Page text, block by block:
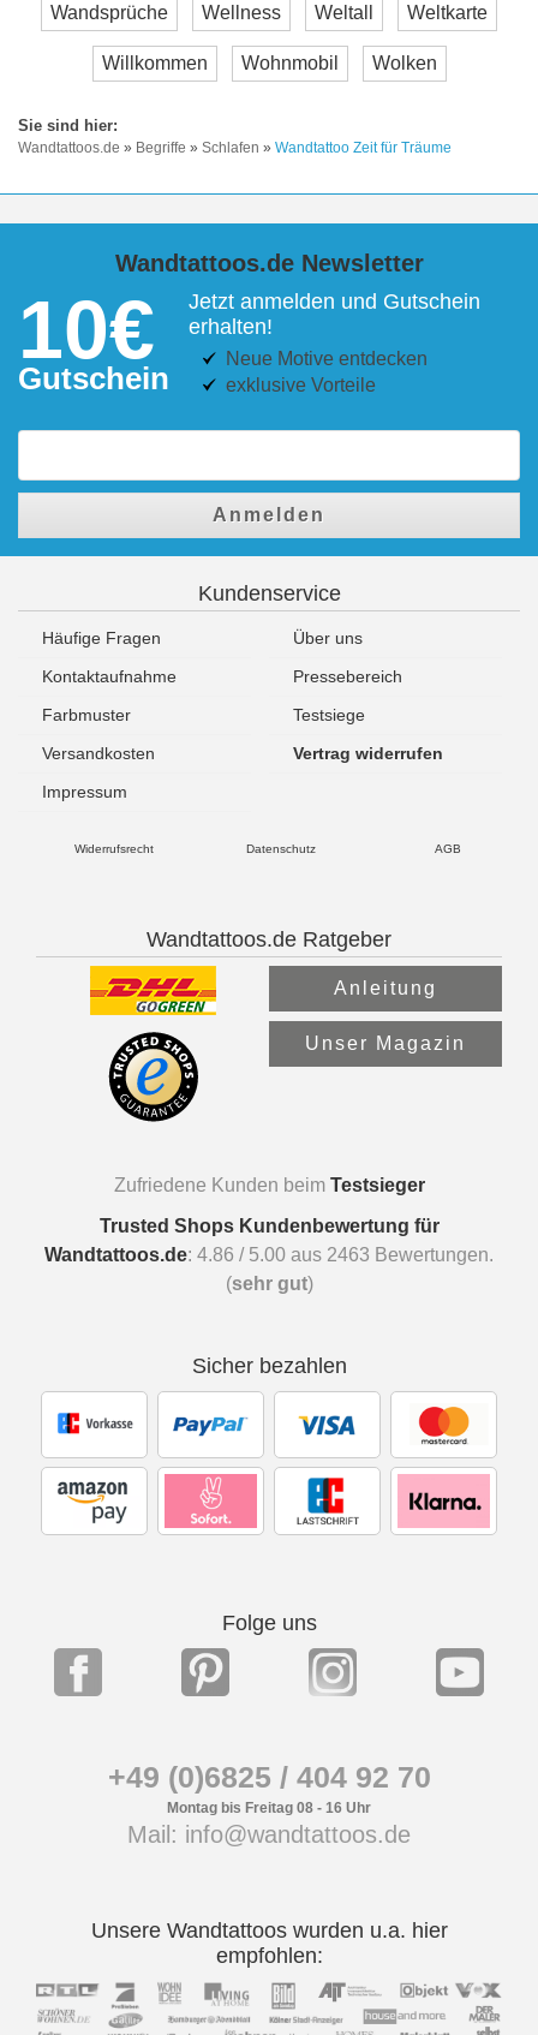
Wandsprüche Wellness Weltall Weltkarte
Willkommen Wohnmobil Wolken
Wandtattoos.de » Begriffe » Schlafen » Wandtattoo Zeit für Träume
Wandtattoos.de Newsletter
10€
Gutschein
Jetzt anmelden und Gutschein
erhalten!
Neue Motive entdecken
exklusive Vorteile
Anmelden
Kundenservice
Häufige Fragen
Über uns
Kontaktaufnahme
Pressebereich
Farbmuster
Testsiege
Versandkosten
Vertrag widerrufen
Impressum
Widerrufsrecht Datenschutz AGB
Wandtattoos.de Ratgeber
Anleitung
Unser Magazin
Zufriedene Kunden beim Testsieger
Trusted Shops Kundenbewertung für
Wandtattoos.de: 4.86 / 5.00 aus 2463 Bewertungen.
(sehr gut)
Sicher bezahlen
Folge uns
+49 (0)6825 / 404 92 70
Montag bis Freitag 08 - 16 Uhr
Mail: info@wandtattoos.de
Unsere Wandtattoos wurden u.a. hier
empfohlen: